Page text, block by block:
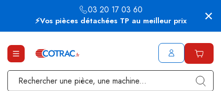
⚡Vos pièces détachées TP au meilleur prix
03 20 17 03 60